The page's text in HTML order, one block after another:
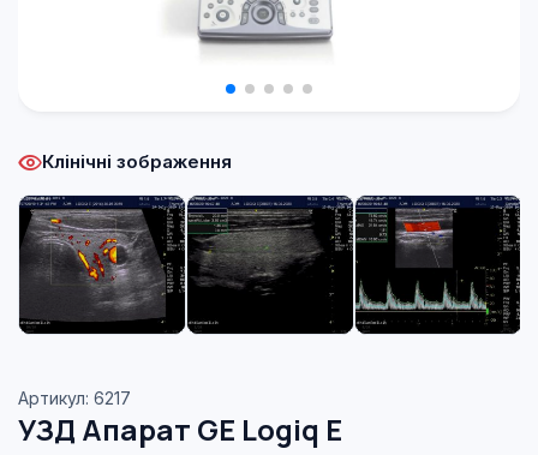
Клінічні зображення
Артикул: 6217
УЗД Апарат GE Logiq E